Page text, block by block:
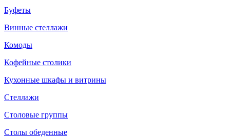
Буфеты
Винные стеллажи
Комоды
Кофейные столики
Кухонные шкафы и витрины
Стеллажи
Столовые группы
Столы обеденные